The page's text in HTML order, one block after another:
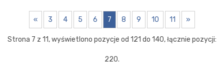
« 3 4 5 6 7 8 9 10 11 »
Strona 7 z 11, wyświetlono pozycje od 121 do 140, łącznie pozycji:
220.